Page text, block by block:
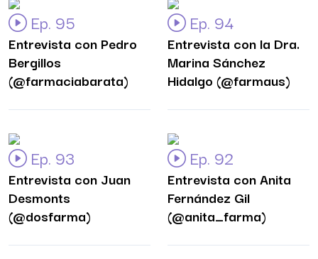
Ep. 95
Entrevista con Pedro
Bergillos
(@farmaciabarata)
Ep. 94
Entrevista con la Dra.
Marina Sánchez
Hidalgo (@farmaus)
Ep. 93
Entrevista con Juan
Desmonts
(@dosfarma)
Ep. 92
Entrevista con Anita
Fernández Gil
(@anita_farma)